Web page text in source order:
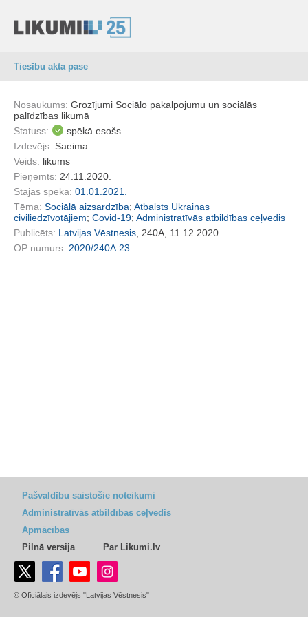
Tiesību akta pase
Nosaukums: Grozījumi Sociālo pakalpojumu un sociālās
palīdzības likumā
Statuss:
spēkā esošs
Izdevējs: Saeima
Veids: likums
Pieņemts: 24.11.2020.
Stājas spēkā: 01.01.2021.
Tēma: Sociālā aizsardzība; Atbalsts Ukrainas
civiliedzīvotājiem; Covid-19; Administratīvās atbildības ceļvedis
Publicēts: Latvijas Vēstnesis , 240A, 11.12.2020.
OP numurs: 2020/240A.23
Pašvaldību saistošie noteikumi
Administratīvās atbildības ceļvedis
Apmācības
Pilnā versija
Par Likumi.lv
© Oficiālais izdevējs "Latvijas Vēstnesis"